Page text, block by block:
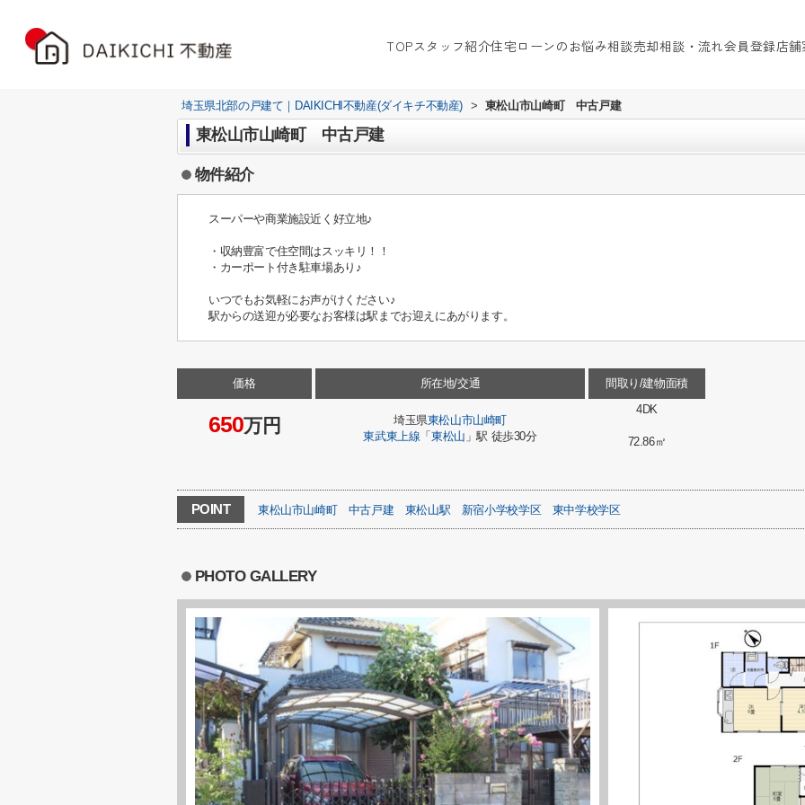
TOPスタッフ紹介住宅ローンのお悩み相談売却相談・流れ会員登録店
埼玉県北部の戸建て｜DAIKICHI不動産(ダイキチ不動産) > 東松山市山崎町 中古戸建
東松山市山崎町 中古戸建
物件紹介
スーパーや商業施設近く好立地♪
・収納豊富で住空間はスッキリ！！
・カーポート付き駐車場あり♪
いつでもお気軽にお声がけください♪
駅からの送迎が必要なお客様は駅までお迎えにあがります。
価格
650万円
所在地/交通
埼玉県東松山市山崎町
東武東上線 「 東松山 」駅 徒歩30分
間取り/建物面積
4DK
72.86㎡
POINT 東松山市山崎町 中古戸建 東松山駅 新宿小学校学区 東中学校学区
PHOTO GALLERY